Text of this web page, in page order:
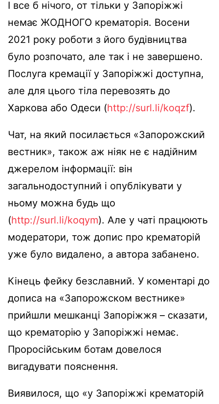
І все б нічого, от тільки у Запоріжжі
немає ЖОДНОГО крематорія. Восени
2021 року роботи з його будівництва
було розпочато, але так і не завершено.
Послуга кремації у Запоріжжі доступна,
але для цього тіла перевозять до
Харкова або Одеси (http://surl.li/koqzf).
Чат, на який посилається «Запорожский
вестник», також аж ніяк не є надійним
джерелом інформації: він
загальнодоступний і опублікувати у
ньому можна будь що
(http://surl.li/koqym). Але у чаті працюють
модератори, тож допис про крематорій
уже було видалено, а автора забанено.
Кінець фейку безславний. У коментарі до
дописа на «Запорожском вестнике»
прийшли мешканці Запоріжжя – сказати,
що крематорію у Запоріжжі немає.
Проросійським ботам довелося
вигадувати пояснення.
Виявилося, що «у Запоріжжі крематорій